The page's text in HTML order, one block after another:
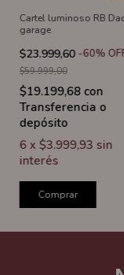
Cartel luminoso RB
garage
$23.999,60 -60%
$59.999,00
$19.199,68 con
Transferencia o
depósito
6 x $3.999,93 sin
interés
Comprar